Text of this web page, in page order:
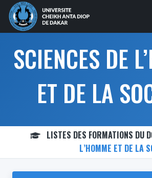
SCIENCES DE
ET DE LA
LISTES DES FORMATIONS DU
L’HOMME ET DE LA